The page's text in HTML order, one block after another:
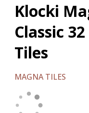
Klocki
Classic
Tiles
MAGNA TILES